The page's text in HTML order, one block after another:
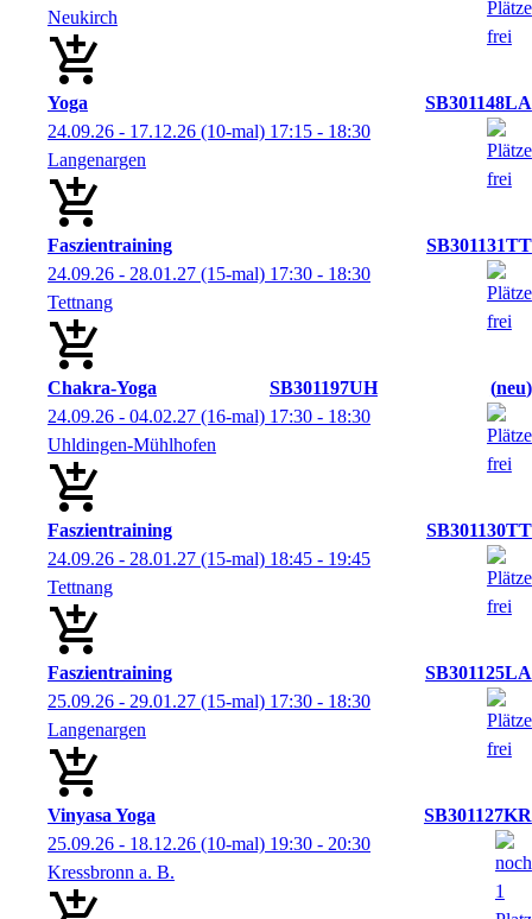
Neukirch
Yoga
SB301148LA
24.09.26 - 17.12.26 (10-mal) 17:15 - 18:30
Langenargen
Faszientraining
SB301131TT
24.09.26 - 28.01.27 (15-mal) 17:30 - 18:30
Tettnang
Chakra-Yoga SB301197UH
neu
24.09.26 - 04.02.27 (16-mal) 17:30 - 18:30
Uhldingen-Mühlhofen
Faszientraining
SB301130TT
24.09.26 - 28.01.27 (15-mal) 18:45 - 19:45
Tettnang
Faszientraining
SB301125LA
25.09.26 - 29.01.27 (15-mal) 17:30 - 18:30
Langenargen
Vinyasa Yoga
SB301127KR
25.09.26 - 18.12.26 (10-mal) 19:30 - 20:30
Kressbronn a. B.